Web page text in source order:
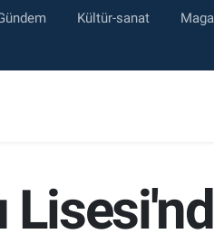
Kültür-sanat